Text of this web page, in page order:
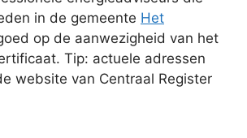
in de gemeente Het
op de aanwezigheid van het
Tip: actuele adressen
website van Centraal Register